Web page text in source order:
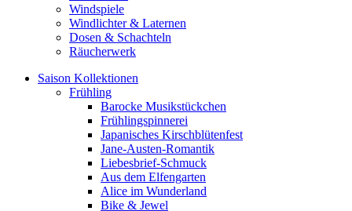
Windspiele
Windlichter & Laternen
Dosen & Schachteln
Räucherwerk
Saison Kollektionen
Frühling
Barocke Musikstückchen
Frühlingspinnerei
Japanisches Kirschblütenfest
Jane-Austen-Romantik
Liebesbrief-Schmuck
Aus dem Elfengarten
Alice im Wunderland
Bike & Jewel